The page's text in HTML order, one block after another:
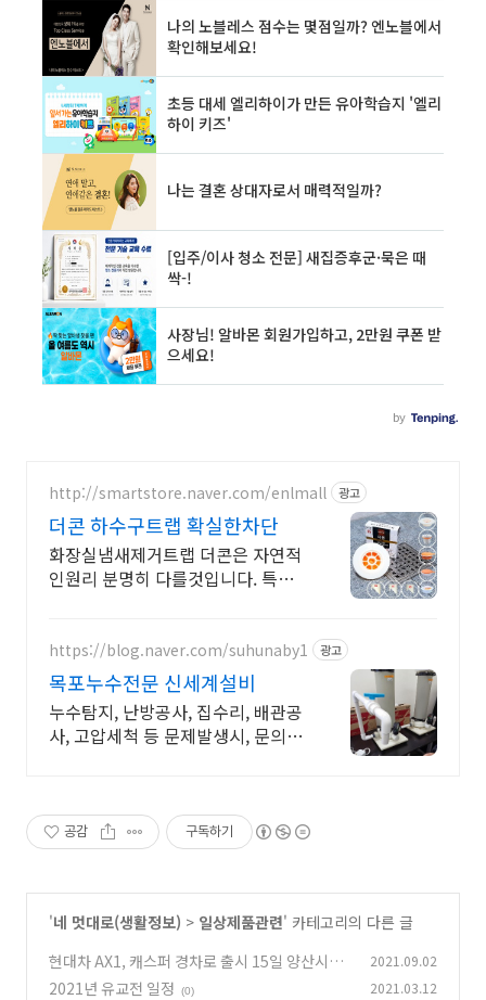
http://smartstore.naver.com/enlmall 광고
더콘 하수구트랩 확실한차단
화장실냄새제거트랩 더콘은 자연적
인원리 분명히 다를것입니다. 특허
https://blog.naver.com/suhunaby1 광고
목포누수전문 신세계설비
누수탐지, 난방공사, 집수리, 배관공
사, 고압세척 등 문제발생시, 문의 주
공감 구독하기
'네 멋대로(생활정보) > 일상제품관련' 카테고리의 다른 글
현대차 AX1, 캐스퍼 경차로 출시 15일 양산시작
(0)
2021.09.02
2021년 유교전 일정 (0) 2021.03.12